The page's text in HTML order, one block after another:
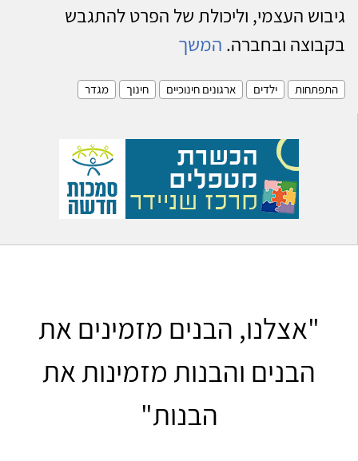
גיבוש העצמי, וליכולת של הפרט להתגבש
בקבוצה ובחברה. המשך
התפתחות ילדים ארגונים חינוכיים חינוך מגדר
"אצלנו, הבנים מזמינים את
הבנים והבנות מזמינות את
הבנות"